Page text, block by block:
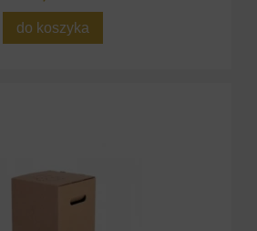
do koszyka